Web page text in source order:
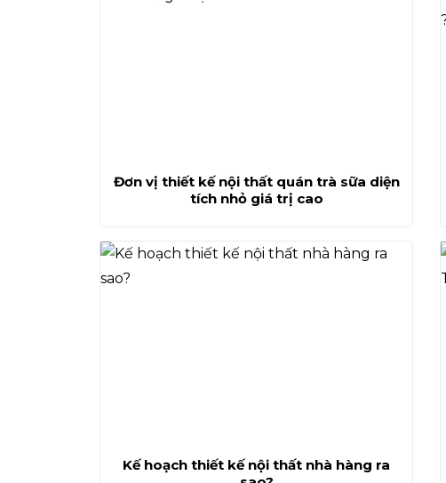
Đơn vị thiết kế nội thất quán trà sữa diện
tích nhỏ giá trị cao
Kế hoạch thiết kế nội thất nhà hàng ra